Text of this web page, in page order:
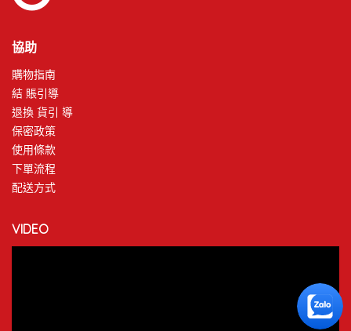
協助
購物指南
結 賬引導
退換 貨引 導
保密政策
使用條款
下單流程
配送方式
VIDEO